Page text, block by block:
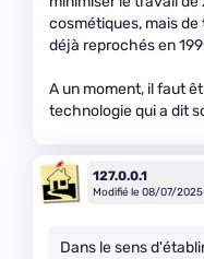
cosmétiques, mais
déjà reprochés en
A un moment, il faut
technologie qui a dit
127.0.0.1
Modifié le 08/07/2025
Dans le sens